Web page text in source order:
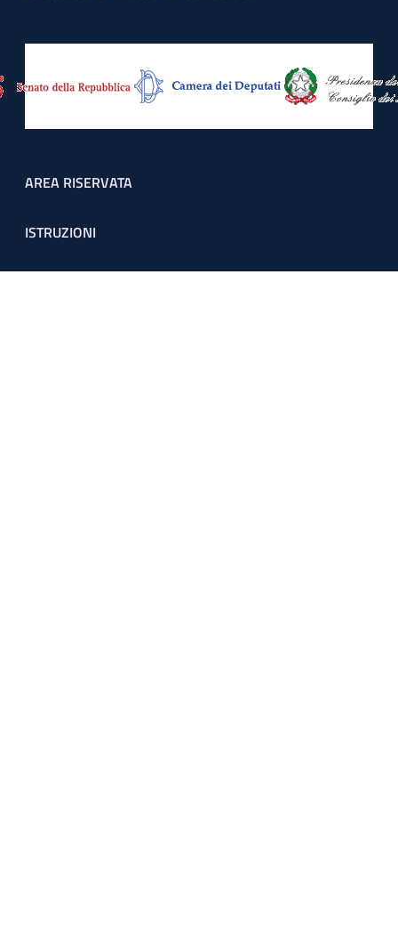
Footer menu
AREA RISERVATA
ISTRUZIONI